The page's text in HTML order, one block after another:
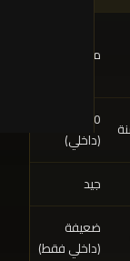
متوسطة
(داخلي)
جيد
ضعيفة
(داخلي فقط)